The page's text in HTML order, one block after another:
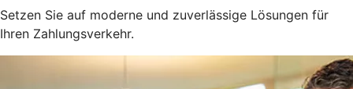
Setzen Sie auf moderne und zuverlässige Lösungen für
Ihren Zahlungsverkehr.